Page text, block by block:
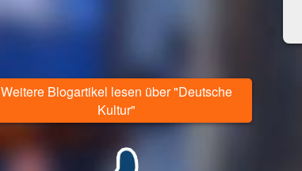
Weitere Blogartikel lesen über "Deutsche
Kultur"